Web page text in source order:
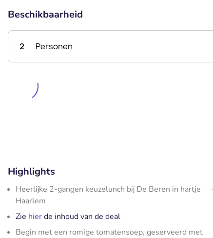
Beschikbaarheid
2 Personen
Highlights
Heerlijke 2-gangen keuzelunch bij De Beren in hartje
Haarlem
Zie hierde inhoud van de deal
Begin met een romige tomatensoep, geserveerd met